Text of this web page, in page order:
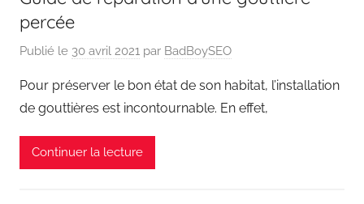
percée
Publié le 30 avril 2021 par BadBoySEO
Pour préserver le bon état de son habitat, l’installation
de gouttières est incontournable. En effet,
Continuer la lecture